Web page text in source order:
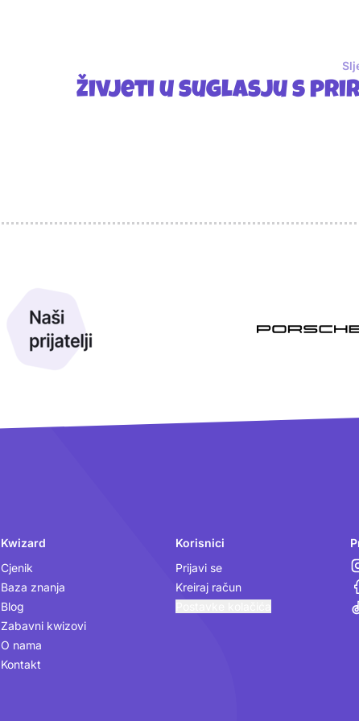
Živjeti u suglasju s
Kwizard
Cjenik
Baza znanja
Blog
Zabavni kwizovi
O nama
Kontakt
Korisnici
Prijavi se
Kreiraj račun